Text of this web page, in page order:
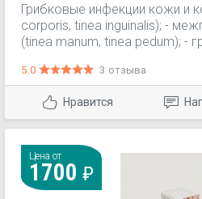
Грибковые инфекции кожи и
corporis, tinea inguinalis); -
(tinea manum, tinea pedum); -
разноцветный (отрубевидный)
дерматомикозы (с
него).
5.0 3 отзыва
Нравится
Цена от
1700